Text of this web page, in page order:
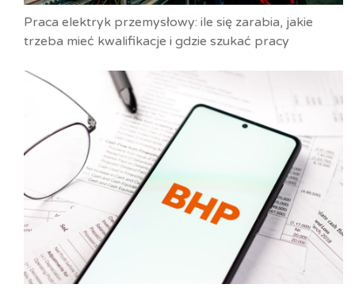
Praca elektryk przemysłowy: ile się zarabia, jakie
trzeba mieć kwalifikacje i gdzie szukać pracy